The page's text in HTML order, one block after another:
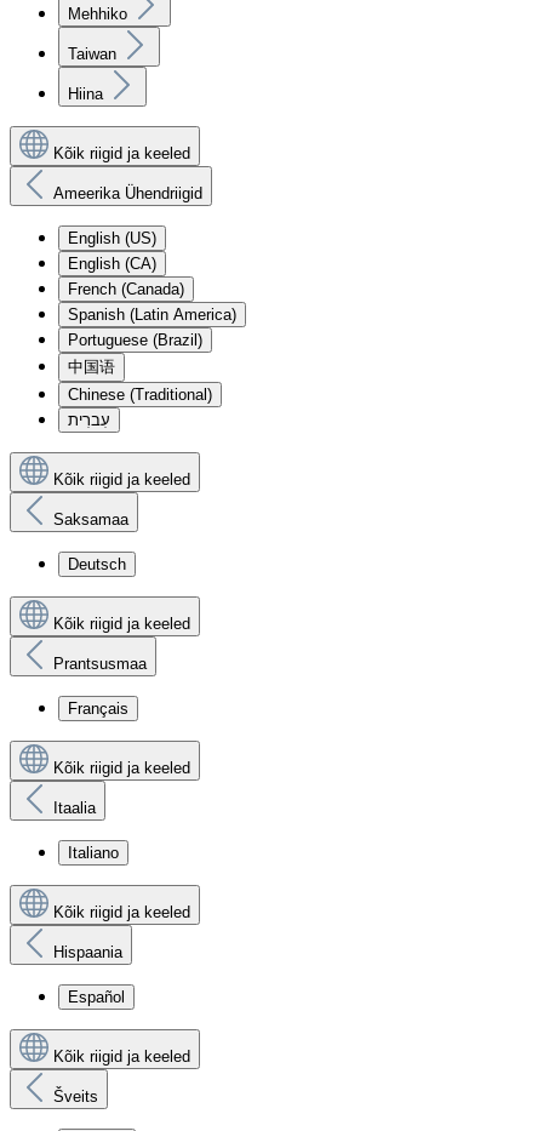
Mehhiko
Taiwan
Hiina
Kõik riigid ja keeled
Ameerika Ühendriigid
English (US)
English (CA)
French (Canada)
Spanish (Latin America)
Portuguese (Brazil)
中国语
Chinese (Traditional)
עִברִית
Kõik riigid ja keeled
Saksamaa
Deutsch
Kõik riigid ja keeled
Prantsusmaa
Français
Kõik riigid ja keeled
Itaalia
Italiano
Kõik riigid ja keeled
Hispaania
Español
Kõik riigid ja keeled
Šveits